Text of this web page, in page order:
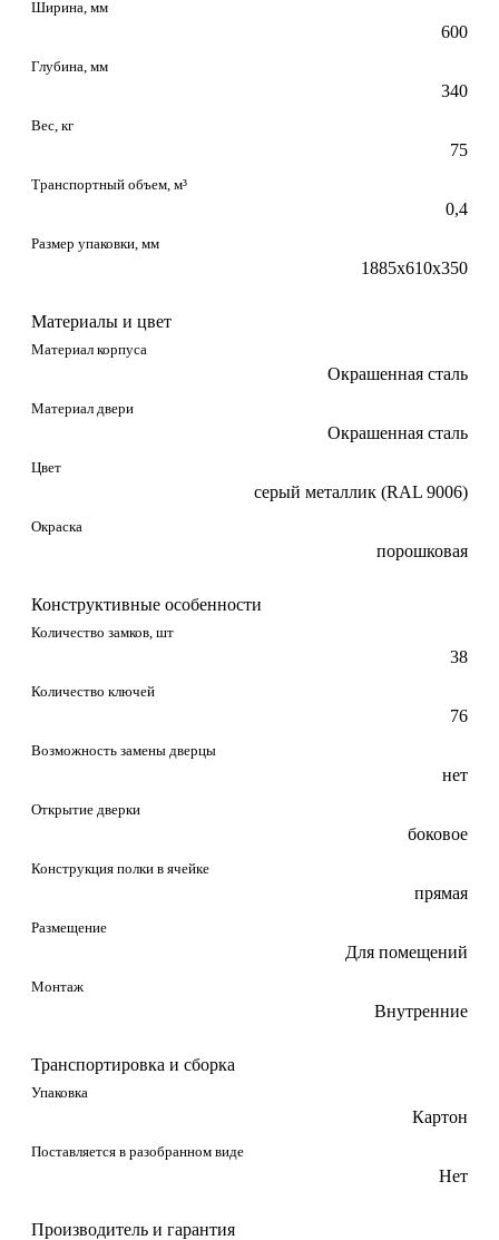
Ширина, мм
600
Глубина, мм
340
Вес, кг
75
Транспортный объем, м³
0,4
Размер упаковки, мм
1885х610х350
Материалы и цвет
Материал корпуса
Окрашенная сталь
Материал двери
Окрашенная сталь
Цвет
серый металлик (RAL 9006)
Окраска
порошковая
Конструктивные особенности
Количество замков, шт
38
Количество ключей
76
Возможность замены дверцы
нет
Открытие дверки
боковое
Конструкция полки в ячейке
прямая
Размещение
Для помещений
Монтаж
Внутренние
Транспортировка и сборка
Упаковка
Картон
Поставляется в разобранном виде
Нет
Производитель и гарантия